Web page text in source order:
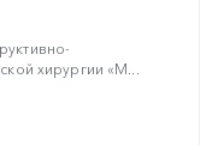
хирургии «М...